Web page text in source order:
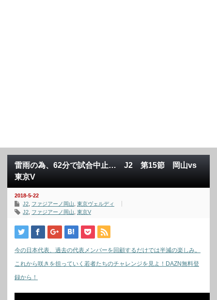
雷雨の為、62分で試合中止… J2 第15節 岡山vs
東京V
2018-5-22
J2 ファジアーノ岡山 東京ヴェルディ
J2 ファジアーノ岡山 東京V
今の日本代表、過去の代表メンバーを回顧するだけでは半減の楽しみ。
これから咲きを担っていく若者たちのチャレンジを見よ！DAZN無料登
録から！